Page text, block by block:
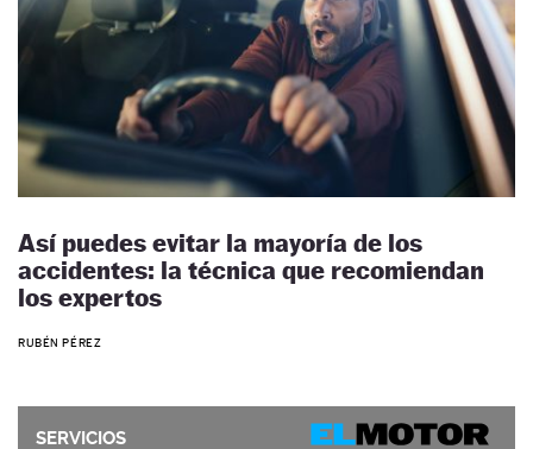
Así puedes evitar la mayoría de los
accidentes: la técnica que recomiendan
los expertos
RUBÉN PÉREZ